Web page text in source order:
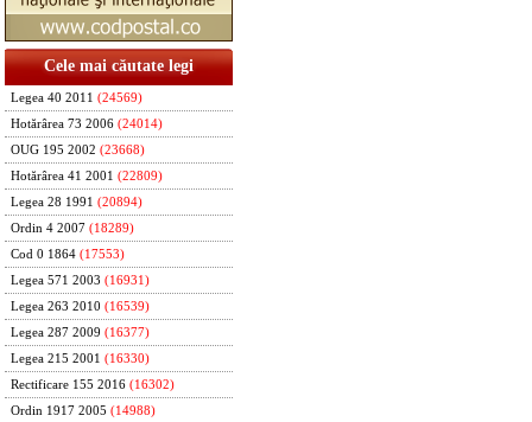
Cele mai căutate legi
Legea 40 2011 (24569)
Hotărârea 73 2006 (24014)
OUG 195 2002 (23668)
Hotărârea 41 2001 (22809)
Legea 28 1991 (20894)
Ordin 4 2007 (18289)
Cod 0 1864 (17553)
Legea 571 2003 (16931)
Legea 263 2010 (16539)
Legea 287 2009 (16377)
Legea 215 2001 (16330)
Rectificare 155 2016 (16302)
Ordin 1917 2005 (14988)